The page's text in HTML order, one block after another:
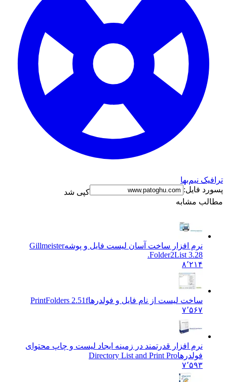
نیم‌بها
فایل:
کپی شد
مشابه
نرم افزار ساخت آسان لیست فایل و پوشه Gillmeister
Folder2List 3.28.
۸٬۲۱۴
ساخت لیست از نام فایل و فولدرهاPrintFolders 2.51f
۷٬۵۶۷
نرم افزار قدرتمند در زمینه ایجاد لیست و چاپ محتوای
فولدرهاDirectory List and Print Pro
۷٬۵۹۳